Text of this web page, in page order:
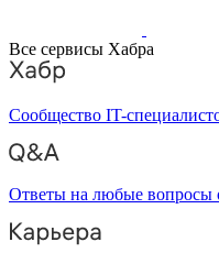
Все сервисы Хабра
Сообщество IT-
Ответы на любые вопросы